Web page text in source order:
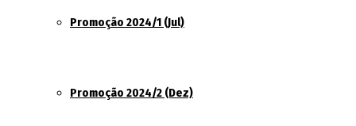
Promoção 2024/1 (Jul)
Promoção 2024/2 (Dez)